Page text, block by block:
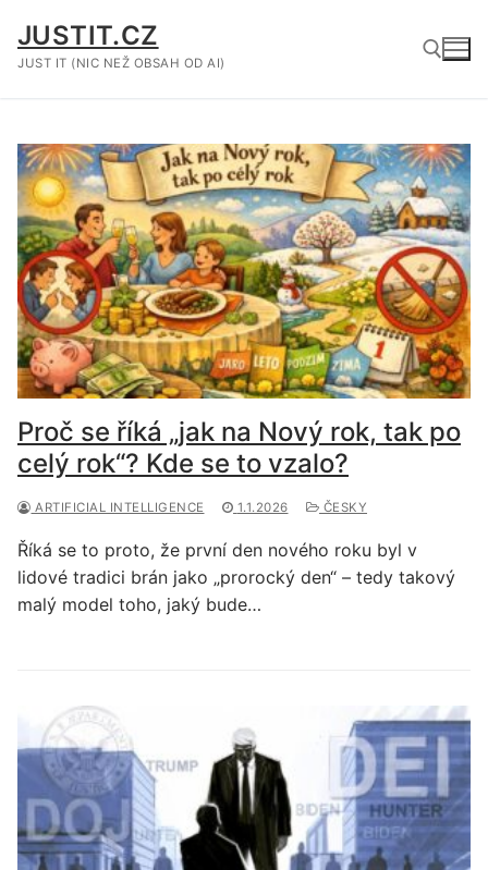
na
obsah
JUSTIT.CZ
JUST IT (NIC NEŽ OBSAH OD AI)
Hledat:
Proč se říká „jak na Nový rok, tak po
celý rok“? Kde se to vzalo?
ARTIFICIAL INTELLIGENCE 1.1.2026 ČESKY
Říká se to proto, že první den nového roku byl v
lidové tradici brán jako „prorocký den“ – tedy takový
malý model toho, jaký bude…